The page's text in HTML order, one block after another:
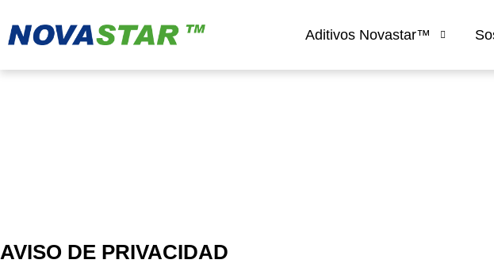
Aditivos Novastar™
AVISO DE PRIVACIDAD